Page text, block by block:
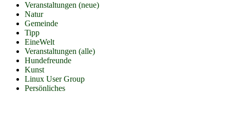
Veranstaltungen (neue)
Natur
Gemeinde
Tipp
EineWelt
Veranstaltungen (alle)
Hundefreunde
Kunst
Linux User Group
Persönliches